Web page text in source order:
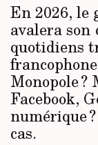
En 2026, le
avalera
quotidiens
Monopole ?
Facebook,
numérique
cas.